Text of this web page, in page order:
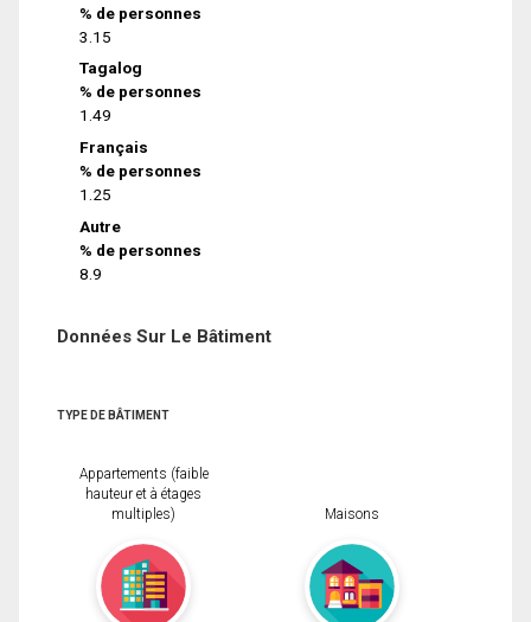
% de personnes
3.15
Tagalog
% de personnes
1.49
Français
% de personnes
1.25
Autre
% de personnes
8.9
Données Sur Le Bâtiment
TYPE DE BÂTIMENT
Appartements (faible
hauteur et à étages
multiples)
Maisons